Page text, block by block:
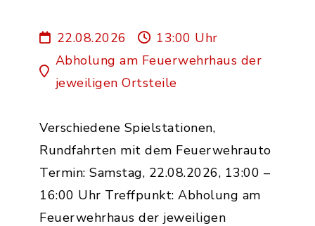
22.08.2026
13:00 Uhr
Abholung am Feuerwehrhaus der
jeweiligen Ortsteile
Verschiedene Spielstationen,
Rundfahrten mit dem Feuerwehrauto
Termin: Samstag, 22.08.2026, 13:00 –
16:00 Uhr Treffpunkt: Abholung am
Feuerwehrhaus der jeweiligen